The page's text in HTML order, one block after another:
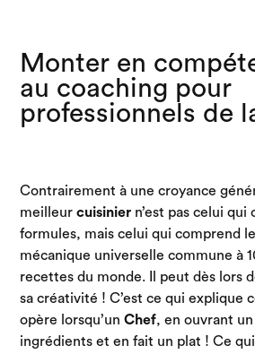
Monter en
au coaching pour
professionnels de
Contrairement à une croyance
meilleurcuisinier n’est pas celui
formules, mais celui qui comprend
mécanique universelle commune à
recettes du monde. Il peut dès lors
sa créativité ! C’est ce qui explique
opère lorsqu’unChef, en ouvrant
ingrédients et en fait un plat ! Ce